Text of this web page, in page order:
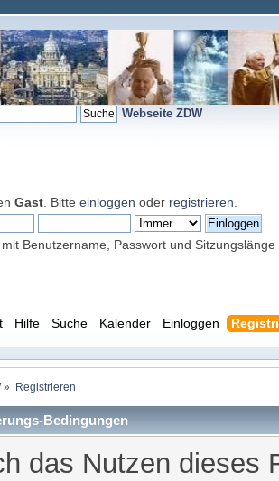
Webseite ZDW
Gast . Bitte einloggen oder registrieren
Benutzername, Passwort und Sitzungslänge
Hilfe Suche Kalender Einloggen
» Registrieren
Bedingungen
das Nutzen dieses